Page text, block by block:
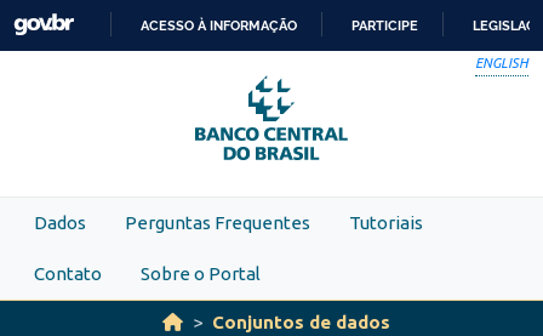
Skip to main content
PARA
O
CONTEÚDO
ACESSO À INFORMAÇÃO PARTICIPE
ENGLISH
Dados Perguntas Frequentes Tutoriais
Contato Sobre o Portal
Conjuntos de dados